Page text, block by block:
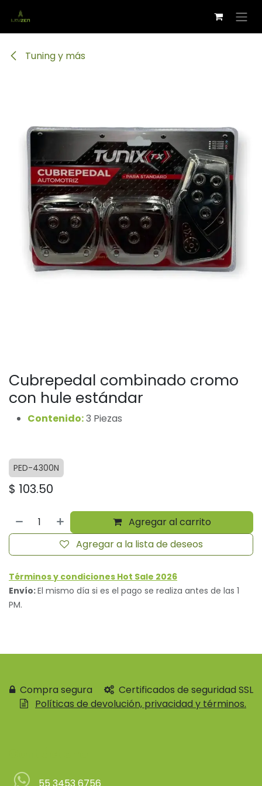
Tuning y más
Cubrepedal combinado cromo
con hule estándar
Contenido:3 Piezas
PED-4300N
$ 103.50
Agregar al carrito
Agregar a la lista de deseos
Términos y condiciones Hot Sale 2026
Envío:El mismo día si es el pago se realiza antes de las 1
PM.
Compra segura
Certificados de seguridad SSL
Políticas de devolución, privacidad y términos.